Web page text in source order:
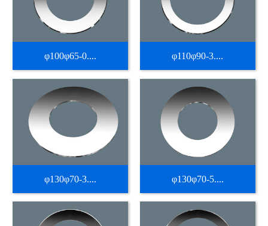
φ100φ65-0.... φ110φ90-3....
φ130φ70-3.... φ130φ70-5....